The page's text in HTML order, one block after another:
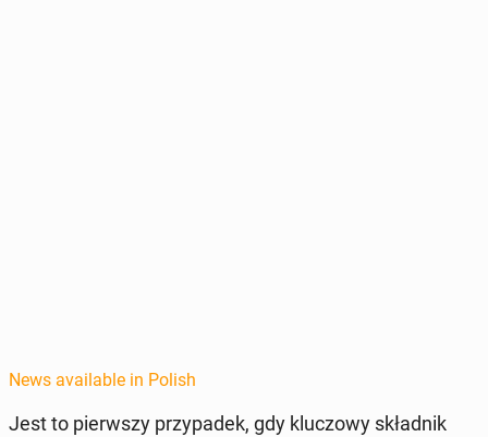
News available in Polish
Jest to pier­wszy przy­padek, gdy kluc­zowy skład­nik